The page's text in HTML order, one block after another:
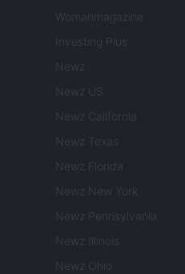
Womanmagazine
Investing Plus
Newz
Newz US
Newz California
Newz Texas
Newz Florida
Newz New York
Newz Pennsylvania
Newz Illinois
Newz Ohio